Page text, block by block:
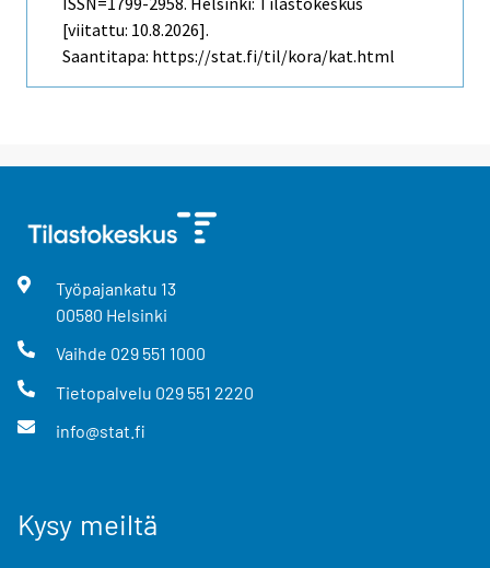
[viitattu: 10.8.2026].
Saantitapa: https://stat.fi/til/kora/kat.html
Työpajankatu 13
00580 Helsinki
Vaihde 029 551 1000
Tietopalvelu 029 551 2220
info@stat.fi
Kysy meiltä